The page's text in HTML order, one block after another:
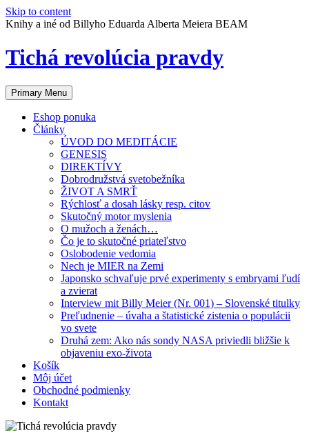
Skip to content
Knihy a iné od Billyho Eduarda Alberta Meiera BEAM
Tichá revolúcia pravdy
Primary Menu
Eshop ponuka
Články
ÚVOD DO MEDITÁCIE
GENESIS
DIREKTÍVY
Dobrodružstvá svetobežníka
ŽIVOT A SMRŤ
Rýchlosť a dosah lásky resp. citov
Skutočný motor myslenia
O mužoch a ženách…
Čo je to skutočné priateľstvo
Oslobodenie vedomia
Nech je MIER na Zemi
Japonsko schvaľuje prvé experimenty s embryami ľudí
a zvierat
Interview mit Billy Meier (Nr. 001) – Slovenské titulky
Preľudnenie – úvaha a štatistické zistenia o populácii
vo svete
Druhá zem: Ako nás sondy NASA priviedli bližšie k
objaveniu exo-života
Košík
Môj účet
Obchodné podmienky
Kontakt